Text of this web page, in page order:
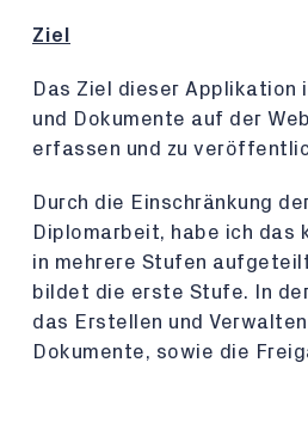
Ziel
Das Ziel dieser Applikation
und Dokumente auf der
erfassen und zu
Durch die Einschränkung
Diplomarbeit, habe ich
in mehrere Stufen
bildet die erste Stufe. In
das Erstellen und
Dokumente, sowie die